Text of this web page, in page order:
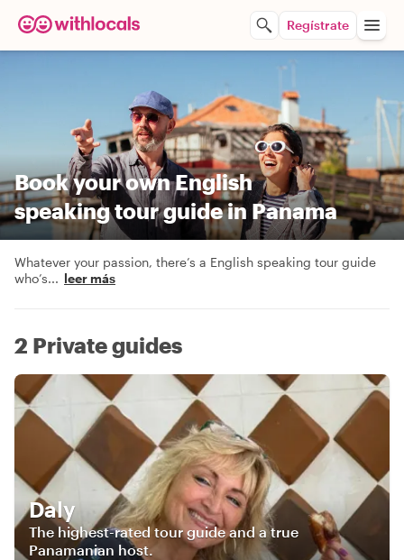
Regístrate
Book your own English
speaking tour guide in Panama
Whatever your passion, there’s a English speaking tour guide
who’s... leer más
2 Private guides
Daly
The highest-rated tour guide and a true
Panamanian host.